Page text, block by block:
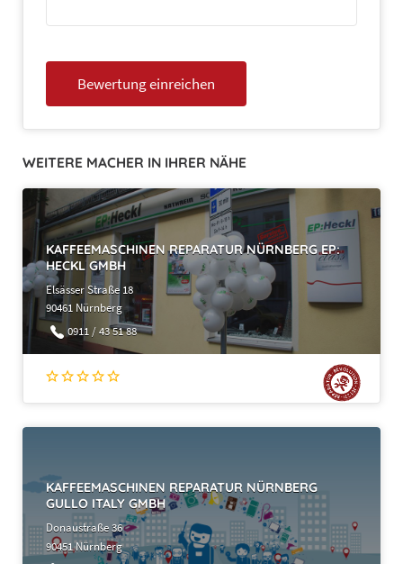
WEITERE MACHER IN IHRER NÄHE
KAFFEEMASCHINEN REPARATUR NÜRNBERG EP:
HECKL GMBH
Elsässer Straße 18
90461 Nürnberg
0911 / 43 51 88
KAFFEEMASCHINEN REPARATUR NÜRNBERG
GULLO ITALY GMBH
Donaustraße 36
90451 Nürnberg